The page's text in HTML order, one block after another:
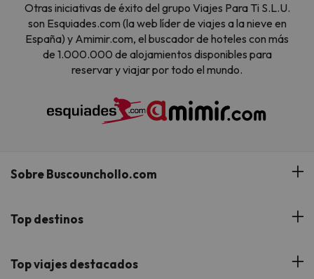
Otras iniciativas de éxito del grupo Viajes Para Ti S.L.U.
son Esquiades.com (la web líder de viajes a la nieve en
España) y Amimir.com, el buscador de hoteles con más
de 1.000.000 de alojamientos disponibles para
reservar y viajar por todo el mundo.
Sobre Buscounchollo.com
¿Quiénes somos?
Buscounchollo en los medios
Top destinos
Hoteles Andalucía
Top viajes destacados